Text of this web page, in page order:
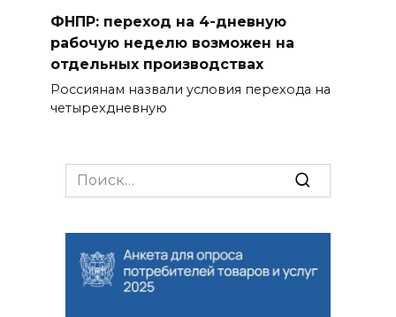
ФНПР: переход на 4-дневную
рабочую неделю возможен на
отдельных производствах
Россиянам назвали условия перехода на
четырехдневную
Search
for: